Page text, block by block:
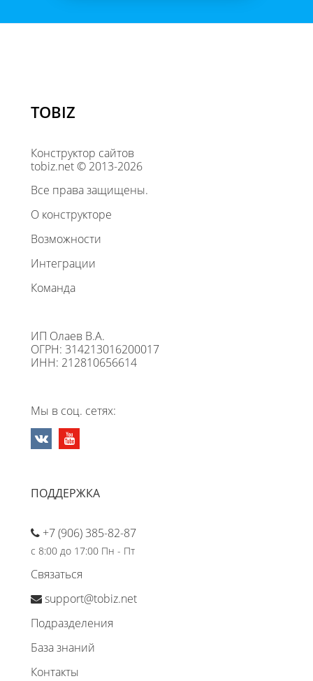
TOBIZ
Конструктор сайтов
tobiz.net © 2013-2026
Все права защищены.
О конструкторе
Возможности
Интеграции
Команда
ИП Олаев В.А.
ОГРН: 314213016200017
ИНН: 212810656614
Мы в соц. сетях:
ПОДДЕРЖКА
+7 (906) 385-82-87
с 8:00 до 17:00 Пн - Пт
Связаться
support@tobiz.net
Подразделения
База знаний
Контакты